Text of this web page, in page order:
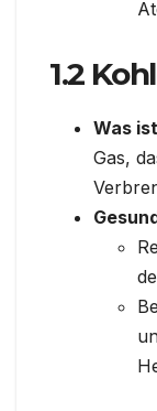
1.2
Was
Gas,